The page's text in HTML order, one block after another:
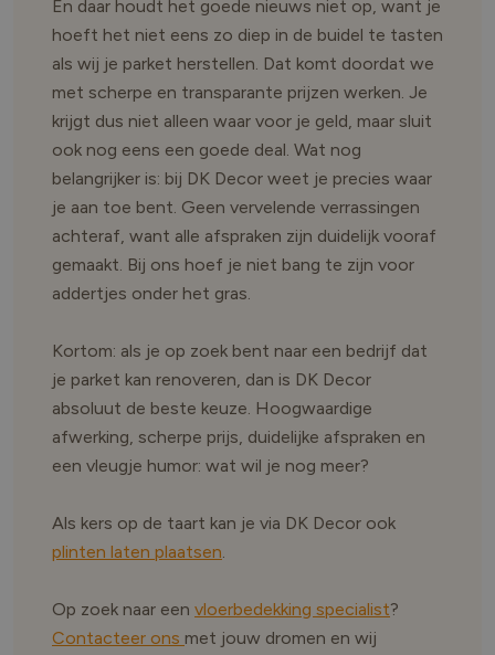
En daar houdt het goede nieuws niet op, want je
hoeft het niet eens zo diep in de buidel te tasten
als wij je parket herstellen. Dat komt doordat we
met scherpe en transparante prijzen werken. Je
krijgt dus niet alleen waar voor je geld, maar sluit
ook nog eens een goede deal. Wat nog
belangrijker is: bij DK Decor weet je precies waar
je aan toe bent. Geen vervelende verrassingen
achteraf, want alle afspraken zijn duidelijk vooraf
gemaakt. Bij ons hoef je niet bang te zijn voor
addertjes onder het gras.
Kortom: als je op zoek bent naar een bedrijf dat
je parket kan renoveren, dan is DK Decor
absoluut de beste keuze. Hoogwaardige
afwerking, scherpe prijs, duidelijke afspraken en
een vleugje humor: wat wil je nog meer?
Als kers op de taart kan je via DK Decor ook
plinten laten plaatsen.
Op zoek naar een vloerbedekking specialist?
Contacteer ons met jouw dromen en wij